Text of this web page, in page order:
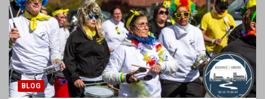
BLOG